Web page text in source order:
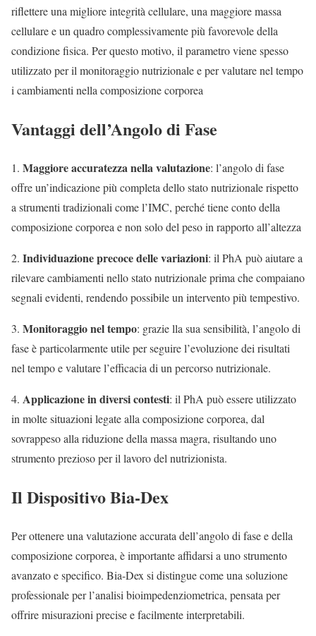
riflettere una migliore integrità cellulare, una maggiore massa
cellulare e un quadro complessivamente più favorevole della
condizione fisica. Per questo motivo, il parametro viene spesso
utilizzato per il monitoraggio nutrizionale e per valutare nel tempo
i cambiamenti nella composizione corporea
Vantaggi dell’Angolo di Fase
1. Maggiore accuratezza nella valutazione: l’angolo di fase
offre un’indicazione più completa dello stato nutrizionale rispetto
a strumenti tradizionali come l’IMC, perché tiene conto della
composizione corporea e non solo del peso in rapporto all’altezza
2. Individuazione precoce delle variazioni: il PhA può aiutare a
rilevare cambiamenti nello stato nutrizionale prima che compaiano
segnali evidenti, rendendo possibile un intervento più tempestivo.
3. Monitoraggio nel tempo: grazie lla sua sensibilità, l’angolo di
fase è particolarmente utile per seguire l’evoluzione dei risultati
nel tempo e valutare l’efficacia di un percorso nutrizionale.
4. Applicazione in diversi contesti: il PhA può essere utilizzato
in molte situazioni legate alla composizione corporea, dal
sovrappeso alla riduzione della massa magra, risultando uno
strumento prezioso per il lavoro del nutrizionista.
Il Dispositivo Bia-Dex
Per ottenere una valutazione accurata dell’angolo di fase e della
composizione corporea, è importante affidarsi a uno strumento
avanzato e specifico. Bia-Dex si distingue come una soluzione
professionale per l’analisi bioimpedenziometrica, pensata per
offrire misurazioni precise e facilmente interpretabili.